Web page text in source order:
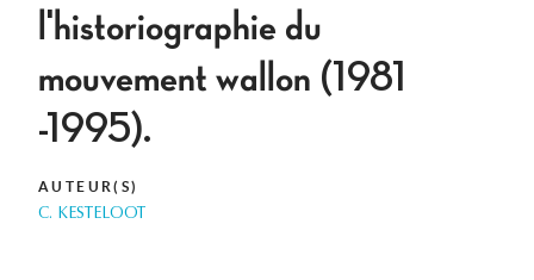
l'historiographie du
mouvement wallon (1981
-1995).
AUTEUR(S)
C. KESTELOOT